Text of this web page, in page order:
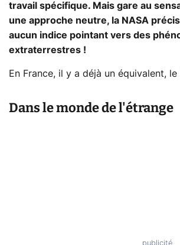
travail spécifique. Mais gare au
une approche neutre, la NASA
aucun indice pointant vers des
extraterrestres !
En France, il y a déjà un équivalent, le
Dans le monde de l'étrange